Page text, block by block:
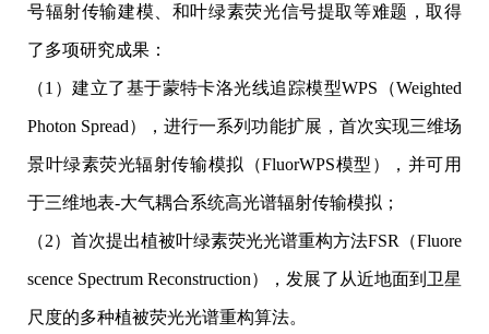
号辐射传输建模、和叶绿素荧光信号提取等难题，取得
了多项研究成果：
（1）建立了基于蒙特卡洛光线追踪模型WPS（Weighted
Photon Spread），进行一系列功能扩展，首次实现三维场
景叶绿素荧光辐射传输模拟（FluorWPS模型），并可用
于三维地表-大气耦合系统高光谱辐射传输模拟；
（2）首次提出植被叶绿素荧光光谱重构方法FSR（Fluore
scence Spectrum Reconstruction），发展了从近地面到卫星
尺度的多种植被荧光光谱重构算法。